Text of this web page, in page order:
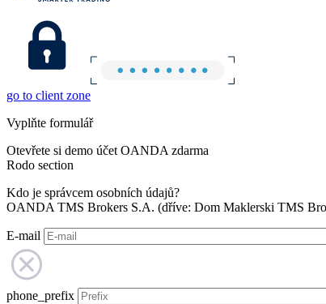
go to client zone
Vyplňte formulář
Otevřete si demo účet OANDA zdarma
Rodo section
Kdo je správcem osobních údajů?
OANDA TMS Brokers S.A. (dříve: Dom Maklerski TMS
E-mail
phone_prefix